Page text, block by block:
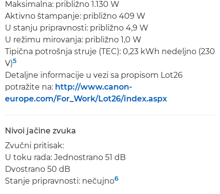
Maksimalna: približno 1.130 W
Aktivno štampanje: približno 409 W
U stanju pripravnosti: približno 4,9 W
U režimu mirovanja: približno 1,0 W
Tipična potrošnja struje (TEC): 0,23 kWh nedeljno (230
V)5
Detaljne informacije u vezi sa propisom Lot26
potražite na: http://www.canon-
europe.com/For_Work/Lot26/index.aspx
Nivoi jačine zvuka
Zvučni pritisak:
U toku rada: Jednostrano 51 dB
Dvostrano 50 dB
Stanje pripravnosti: nečujno6